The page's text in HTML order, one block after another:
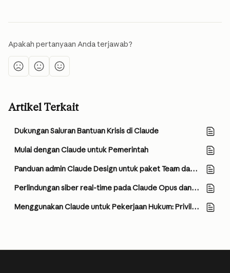
Apakah pertanyaan Anda terjawab?
Artikel Terkait
Dukungan Saluran Bantuan Krisis di Claude
Mulai dengan Claude untuk Pemerintah
Panduan admin Claude Design untuk paket Team dan Enterprise
Perlindungan siber real-time pada Claude Opus dan Sonnet
Menggunakan Claude untuk Pekerjaan Hukum: Privilege, Kerahasiaan, dan Cara Berpikir tentang Konfigurasi